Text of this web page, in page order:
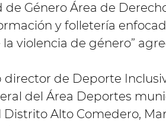
de Género Área de
y folletería
violencia de género”
director de Deporte
del Área Deportes
Alto Comedero,